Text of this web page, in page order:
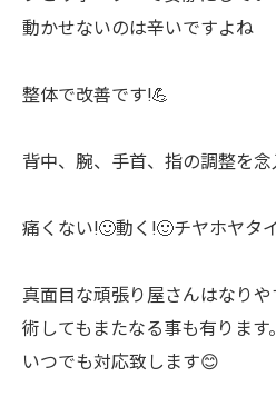
動かせないのは辛いですよね
整体で改善です!💪
背中、腕、手首、指の調整を
痛くない!🙂動く!🙂チヤホヤタ
真面目な頑張り屋さんはなり
術してもまたなる事も有ります。
いつでも対応致します😊